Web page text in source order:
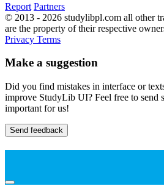
Report Partners
© 2013 - 2026 studylibpl.com all other
are the property of their respective
Privacy Terms
Make a suggestion
Did you find mistakes in interface or
improve StudyLib UI? Feel free to send
important for us!
Send feedback